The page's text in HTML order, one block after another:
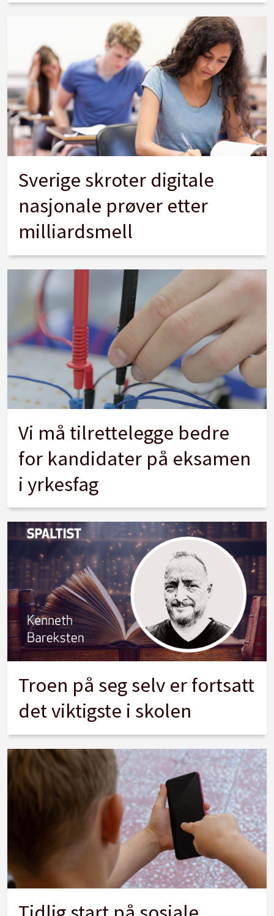
Sverige skroter digitale
nasjonale prøver etter
milliardsmell
Vi må tilrettelegge bedre
for kandidater på eksamen
i yrkesfag
Troen på seg selv er fortsatt
det viktigste i skolen